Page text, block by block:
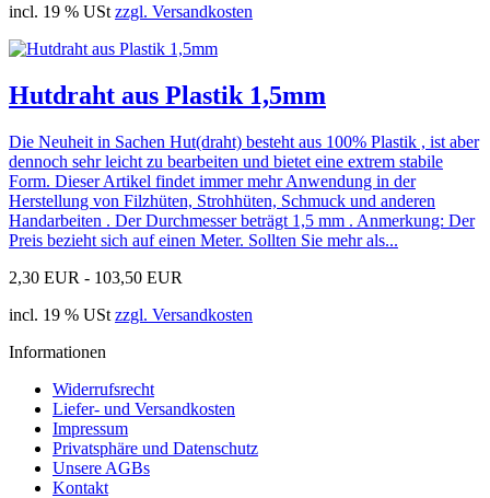
incl. 19 % USt zzgl. Versandkosten
Hutdraht aus Plastik 1,5mm
Die Neuheit in Sachen Hut(draht) besteht aus 100% Plastik , ist aber
dennoch sehr leicht zu bearbeiten und bietet eine extrem stabile
Form. Dieser Artikel findet immer mehr Anwendung in der
Herstellung von Filzhüten, Strohhüten, Schmuck und anderen
Handarbeiten . Der Durchmesser beträgt 1,5 mm . Anmerkung: Der
Preis bezieht sich auf einen Meter. Sollten Sie mehr als...
2,30 EUR - 103,50 EUR
incl. 19 % USt zzgl. Versandkosten
Informationen
Widerrufsrecht
Liefer- und Versandkosten
Impressum
Privatsphäre und Datenschutz
Unsere AGBs
Kontakt